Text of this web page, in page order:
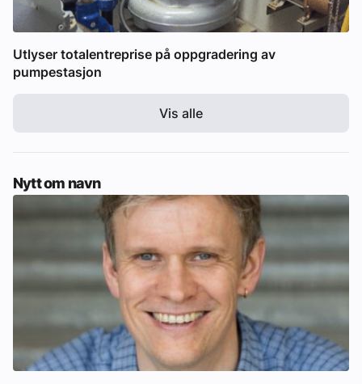
Utlyser totalentreprise på oppgradering av
pumpestasjon
Vis alle
Nytt om navn